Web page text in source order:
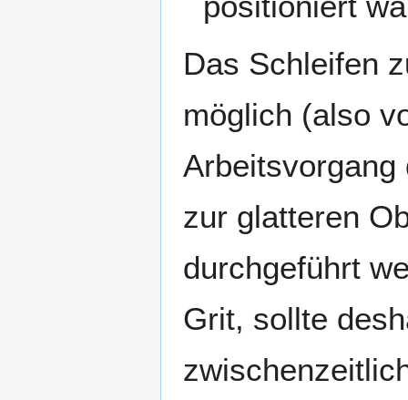
Das Schleifen
möglich (also
zur glatteren
durchgeführt
Grit, sollte